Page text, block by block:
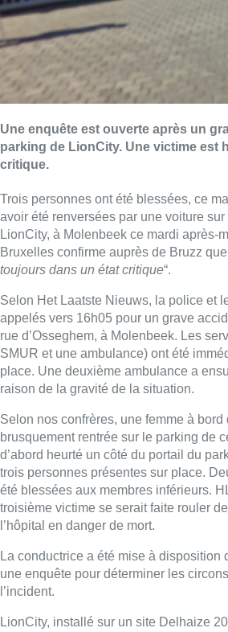
Une enquête est ouverte après un
parking de LionCity. Une victime est
critique.
Trois personnes ont été blessées, ce
avoir été renversées par une voiture
LionCity, à Molenbeek ce mardi après-
Bruxelles confirme auprès de Bruzz que
toujours dans un état critique“.
Selon Het Laatste Nieuws, la police et
appelés vers 16h05 pour un grave
rue d’Osseghem, à Molenbeek. Les
SMUR et une ambulance) ont été
place. Une deuxième ambulance a
raison de la gravité de la situation.
Selon nos confrères, une femme à bord
brusquement rentrée sur le parking de
d’abord heurté un côté du portail du
trois personnes présentes sur place.
été blessées aux membres inférieurs.
troisième victime se serait faite rouler
l’hôpital en danger de mort.
La conductrice a été mise à disposition
une enquête pour déterminer les
l’incident.
LionCity, installé sur un site Delhaize